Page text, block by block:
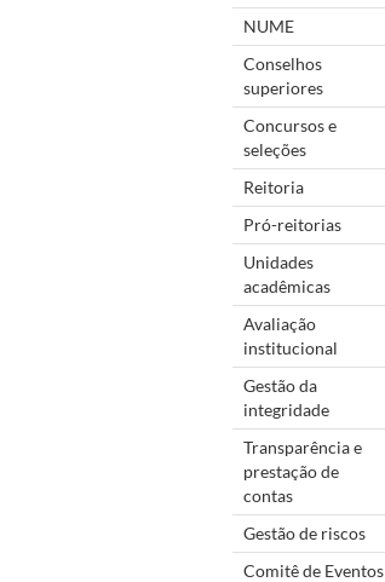
NUME
Conselhos
superiores
Concursos e
seleções
Reitoria
Pró-reitorias
Unidades
acadêmicas
Avaliação
institucional
Gestão da
integridade
Transparência e
prestação de
contas
Gestão de riscos
Comitê de Eventos